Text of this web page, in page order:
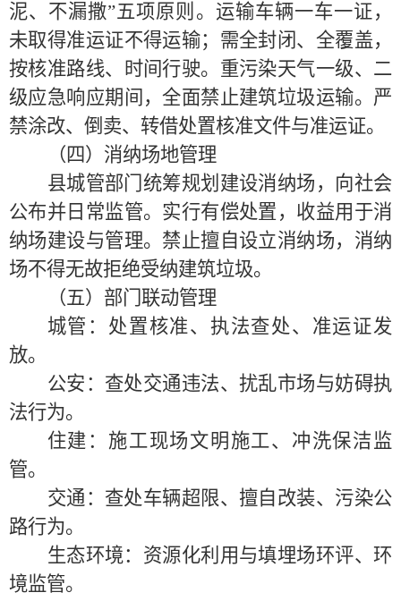
泥、不漏撒”五项原则。运输车辆一车一证，
未取得准运证不得运输；需全封闭、全覆盖，
按核准路线、时间行驶。重污染天气一级、二
级应急响应期间，全面禁止建筑垃圾运输。严
禁涂改、倒卖、转借处置核准文件与准运证。
（四）消纳场地管理
县城管部门统筹规划建设消纳场，向社会
公布并日常监管。实行有偿处置，收益用于消
纳场建设与管理。禁止擅自设立消纳场，消纳
场不得无故拒绝受纳建筑垃圾。
（五）部门联动管理
城管：处置核准、执法查处、准运证发
放。
公安：查处交通违法、扰乱市场与妨碍执
法行为。
住建：施工现场文明施工、冲洗保洁监
管。
交通：查处车辆超限、擅自改装、污染公
路行为。
生态环境：资源化利用与填埋场环评、环
境监管。